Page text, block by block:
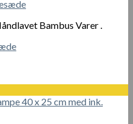
Bambus Varer .